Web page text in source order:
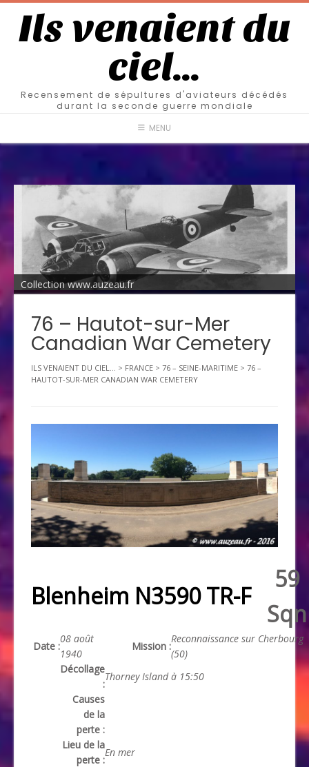
Ils venaient du
ciel…
Recensement de sépultures d'aviateurs décédés
durant la seconde guerre mondiale
MENU
Collection www.auzeau.fr
76 – Hautot-sur-Mer
Canadian War Cemetery
ILS VENAIENT DU CIEL... > FRANCE > 76 – SEINE-MARITIME > 76 –
HAUTOT-SUR-MER CANADIAN WAR CEMETERY
Blenheim N3590 TR-F
59
Sqn
Date :
08 août
1940
Mission :
Reconnaissance sur Cherbourg
(50)
Décollage
:
Thorney Island à 15:50
Causes
de la
perte :
Lieu de la
perte :
En mer